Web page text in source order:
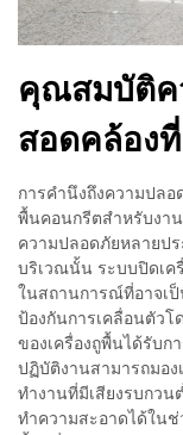
คุณสมบัติค
สอดคล้องที่
การคำนึงถึงความปล
พื้นคอนกรีตสำหรับงา
ความปลอดภัยหลายป
บริเวณนั้น ระบบปิดเค
ในสถานการณ์ที่อาจเ
ป้องกันการเคลื่อนตัวโ
ของเครื่องถูพื้นได้รับ
ปฏิบัติงานสามารถมอง
ทำงานที่มีเสียงรบกวน
ทำความสะอาดได้ในช่